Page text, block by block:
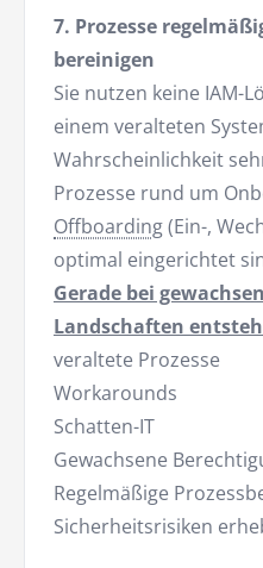
7. Prozesse
bereinigen
Sie nutzen keine IAM-
einem veralteten
Wahrscheinlichkeit
Prozesse rund um
Offboarding(Ein-,
optimal eingerichtet
Gerade bei
Landschaften
veraltete Prozesse
Workarounds
Schatten-IT
Gewachsene
Regelmäßige
Sicherheitsrisiken